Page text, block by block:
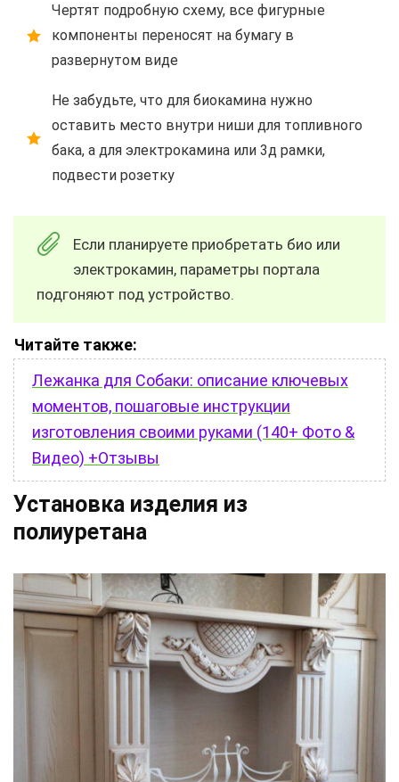
Чертят подробную схему, все фигурные
компоненты переносят на бумагу в
развернутом виде
Не забудьте, что для биокамина нужно
оставить место внутри ниши для топливного
бака, а для электрокамина или 3д рамки,
подвести розетку
Если планируете приобретать био или
электрокамин, параметры портала
подгоняют под устройство.
Читайте также:
Лежанка для Собаки: описание ключевых
моментов, пошаговые инструкции
изготовления своими руками (140+ Фото &
Видео) +Отзывы
Установка изделия из
полиуретана